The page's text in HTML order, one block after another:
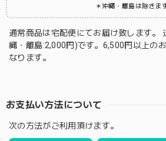
＊沖縄・離島は除きま
通常商品は宅配便にてお届け致します。
縄・離島:2,000円)です。6,500円以上の
なります。
お支払い方法について
次の方法がご利用頂けます。